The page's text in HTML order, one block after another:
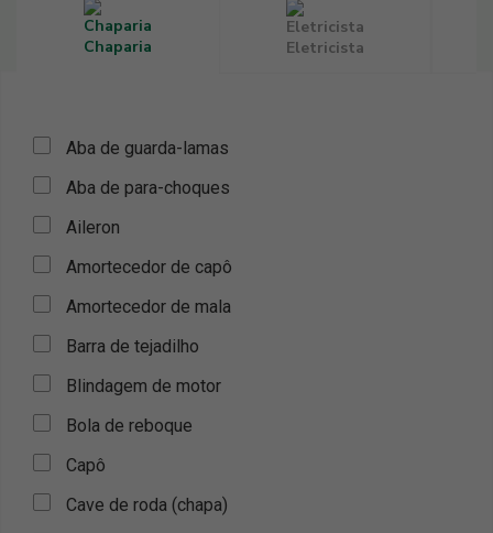
Chaparia Eletricista
Aba de guarda-lamas
Aba de para-choques
Aileron
Amortecedor de capô
Amortecedor de mala
Barra de tejadilho
Blindagem de motor
Bola de reboque
Capô
Cave de roda (chapa)